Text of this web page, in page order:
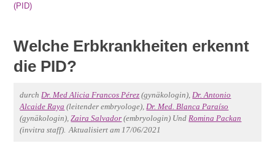
(PID)
Welche Erbkrankheiten erkennt
die PID?
durchDr. Med Alicia Francos Pérez (gynäkologin),Dr. Antonio
Alcaide Raya (leitender embryologe),Dr. Med. Blanca Paraíso
(gynäkologin),Zaira Salvador (embryologin) UndRomina Packan
(invitra staff). Aktualisiert am 17/06/2021